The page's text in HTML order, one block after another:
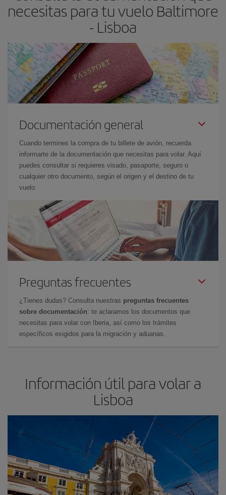
necesitas para tu vuelo Baltimore
- Lisboa
Documentación general
Cuando termines la compra de tu billete de avión, recuerda
informarte de la documentación que necesitas para volar. Aquí
puedes consultar si requieres visado, pasaporte, seguro o
cualquier otro documento, según el origen y el destino de tu
vuelo.
Preguntas frecuentes
¿Tienes dudas? Consulta nuestras preguntas frecuentes
sobre documentación: te aclaramos los documentos que
necesitas para volar con Iberia, así como los trámites
específicos exigidos para la migración y aduanas.
Información útil para volar a
Lisboa